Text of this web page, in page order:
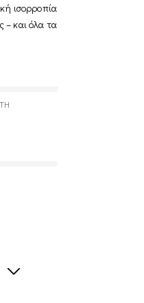
ισορροπία
– και όλα τα